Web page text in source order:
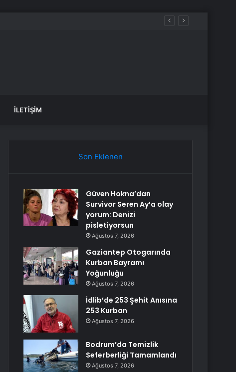
İLETIŞIM
Son Eklenen
Güven Hokna’dan
Survivor Seren Ay’a olay
yorum: Denizi
pisletiyorsun
Ağustos 7, 2026
Gaziantep Otogarında
Kurban Bayramı
Yoğunluğu
Ağustos 7, 2026
İdlib’de 253 Şehit Anısına
253 Kurban
Ağustos 7, 2026
Bodrum’da Temizlik
Seferberliği Tamamlandı
Ağustos 7, 2026